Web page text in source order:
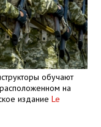
обучают
на
изданиеLe